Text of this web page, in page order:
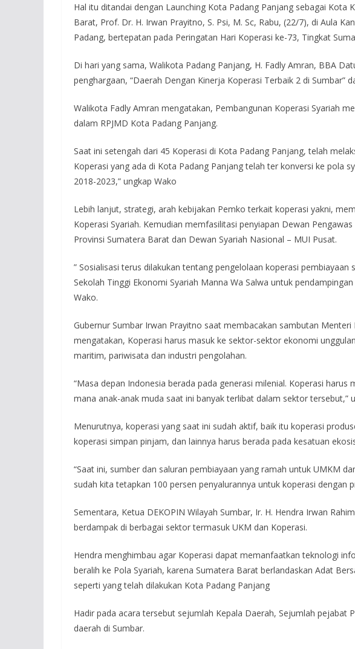
Hal itu ditandai dengan Launching Kota Padang Panjang sebagai Kota
Barat, Prof. Dr. H. Irwan Prayitno, S. Psi, M. Sc, Rabu, (22/7), di Aula
Padang, bertepatan pada Peringatan Hari Koperasi ke-73, Tingkat
Di hari yang sama, Walikota Padang Panjang, H. Fadly Amran, BBA
penghargaan, “Daerah Dengan Kinerja Koperasi Terbaik 2 di Sumbar”
Walikota Fadly Amran mengatakan, Pembangunan Koperasi Syariah
dalam RPJMD Kota Padang Panjang.
Saat ini setengah dari 45 Koperasi di Kota Padang Panjang, telah
Koperasi yang ada di Kota Padang Panjang telah ter konversi ke pola
2018-2023,” ungkap Wako
Lebih lanjut, strategi, arah kebijakan Pemko terkait koperasi yakni,
Koperasi Syariah. Kemudian memfasilitasi penyiapan Dewan
Provinsi Sumatera Barat dan Dewan Syariah Nasional – MUI Pusat.
” Sosialisasi terus dilakukan tentang pengelolaan koperasi pembiayaan
Sekolah Tinggi Ekonomi Syariah Manna Wa Salwa untuk
Wako.
Gubernur Sumbar Irwan Prayitno saat membacakan sambutan
mengatakan, Koperasi harus masuk ke sektor-sektor ekonomi
maritim, pariwisata dan industri pengolahan.
“Masa depan Indonesia berada pada generasi milenial. Koperasi
mana anak-anak muda saat ini banyak terlibat dalam sektor tersebut,”
Menurutnya, koperasi yang saat ini sudah aktif, baik itu koperasi
koperasi simpan pinjam, dan lainnya harus berada pada kesatuan
“Saat ini, sumber dan saluran pembiayaan yang ramah untuk UMKM
sudah kita tetapkan 100 persen penyalurannya untuk koperasi dengan
Sementara, Ketua DEKOPIN Wilayah Sumbar, Ir. H. Hendra Irwan
berdampak di berbagai sektor termasuk UKM dan Koperasi.
Hendra menghimbau agar Koperasi dapat memanfaatkan teknologi
beralih ke Pola Syariah, karena Sumatera Barat berlandaskan Adat
seperti yang telah dilakukan Kota Padang Panjang
Hadir pada acara tersebut sejumlah Kepala Daerah, Sejumlah pejabat
daerah di Sumbar.